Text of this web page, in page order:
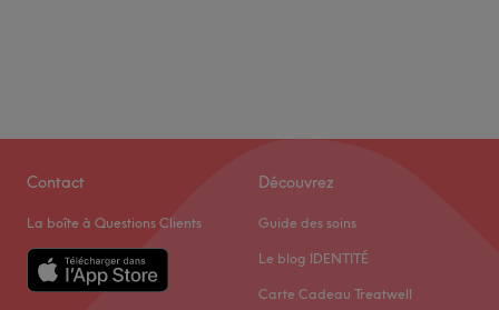
Contact
La boîte à Questions Clients
Découvrez
Guide des soins
Le blog IDENTITÉ
Carte Cadeau Treatwell